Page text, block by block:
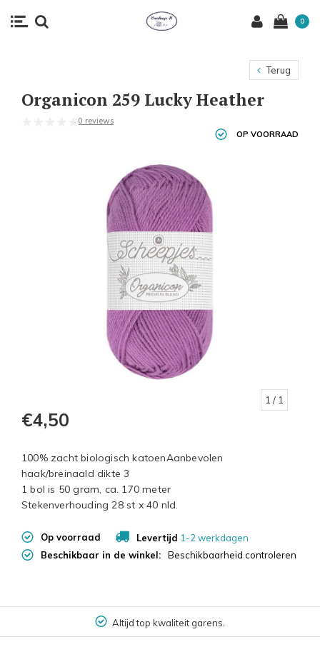
0
Terug
Organicon 259 Lucky Heather
0 reviews
OP VOORRAAD
1 / 1
€4,50
100% zacht biologisch katoenAanbevolen
haak/breinaald dikte 3
1 bol is 50 gram, ca. 170 meter
Stekenverhouding 28 st x 40 nld.
Op voorraad Levertijd 1-2 werkdagen
Beschikbaar in de winkel:
Beschikbaarheid controleren
Altijd top kwaliteit garens.